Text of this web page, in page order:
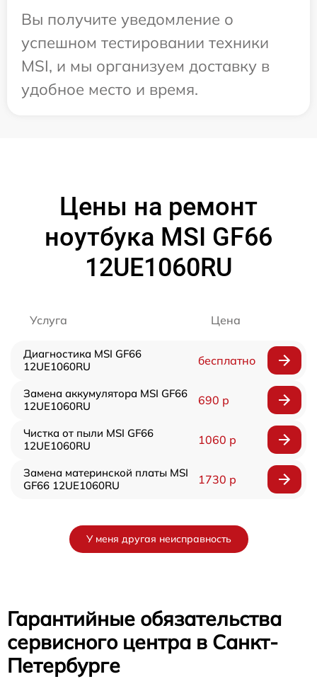
Вы получите уведомление о
успешном тестировании техники
MSI, и мы организуем доставку в
удобное место и время.
Цены на ремонт
ноутбука MSI GF66
12UE1060RU
Услуга Цена
Диагностика MSI GF66
12UE1060RU
бесплатно
Замена аккумулятора MSI GF66
12UE1060RU
690 р
Чистка от пыли MSI GF66
12UE1060RU
1060 р
Замена материнской платы MSI
GF66 12UE1060RU
1730 р
У меня другая неисправность
Гарантийные обязательства
сервисного центра в Санкт-
Петербурге